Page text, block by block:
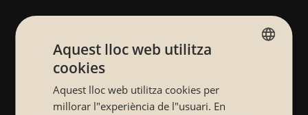
Aquest lloc web utilitza
cookies
Aquest lloc web utilitza cookies per
millorar l"experiència de l"usuari. En